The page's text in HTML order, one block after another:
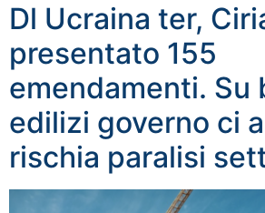
Dl Ucraina ter,
presentato 155
emendamenti. Su
edilizi governo ci
rischia paralisi